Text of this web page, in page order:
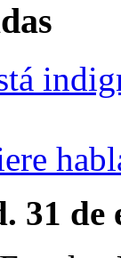
31 de